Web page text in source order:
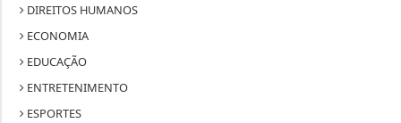
DIREITOS HUMANOS
ECONOMIA
EDUCAÇÃO
ENTRETENIMENTO
ESPORTES